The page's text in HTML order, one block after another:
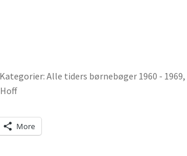
Kategorier:Alle tiders børnebøger 1960 - 1969,
More